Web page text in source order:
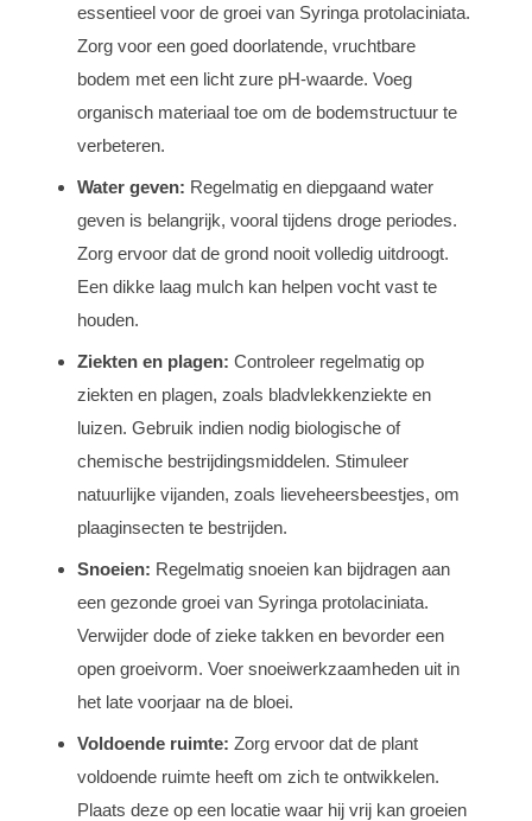
essentieel voor de groei van Syringa protolaciniata.
Zorg voor een goed doorlatende, vruchtbare
bodem met een licht zure pH-waarde. Voeg
organisch materiaal toe om de bodemstructuur te
verbeteren.
Water geven: Regelmatig en diepgaand water
geven is belangrijk, vooral tijdens droge periodes.
Zorg ervoor dat de grond nooit volledig uitdroogt.
Een dikke laag mulch kan helpen vocht vast te
houden.
Ziekten en plagen: Controleer regelmatig op
ziekten en plagen, zoals bladvlekkenziekte en
luizen. Gebruik indien nodig biologische of
chemische bestrijdingsmiddelen. Stimuleer
natuurlijke vijanden, zoals lieveheersbeestjes, om
plaaginsecten te bestrijden.
Snoeien: Regelmatig snoeien kan bijdragen aan
een gezonde groei van Syringa protolaciniata.
Verwijder dode of zieke takken en bevorder een
open groeivorm. Voer snoeiwerkzaamheden uit in
het late voorjaar na de bloei.
Voldoende ruimte: Zorg ervoor dat de plant
voldoende ruimte heeft om zich te ontwikkelen.
Plaats deze op een locatie waar hij vrij kan groeien